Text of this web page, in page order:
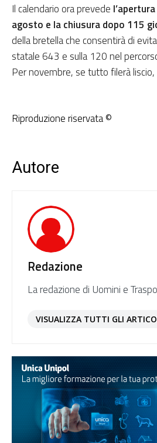
Il calendario ora prevede
agosto e la chiusura dopo 115
della bretella che consentirà di
statale 643 e sulla 120 nel
Per novembre, se tutto filerà
Riproduzione riservata ©
Autore
Redazione
La redazione di Uomini e
VISUALIZZA TUTTI GLI